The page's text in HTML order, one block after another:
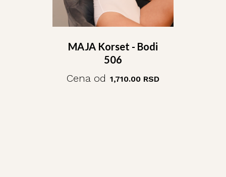
MAJA Korset - Bodi
506
Cena od 1,710.00 RSD